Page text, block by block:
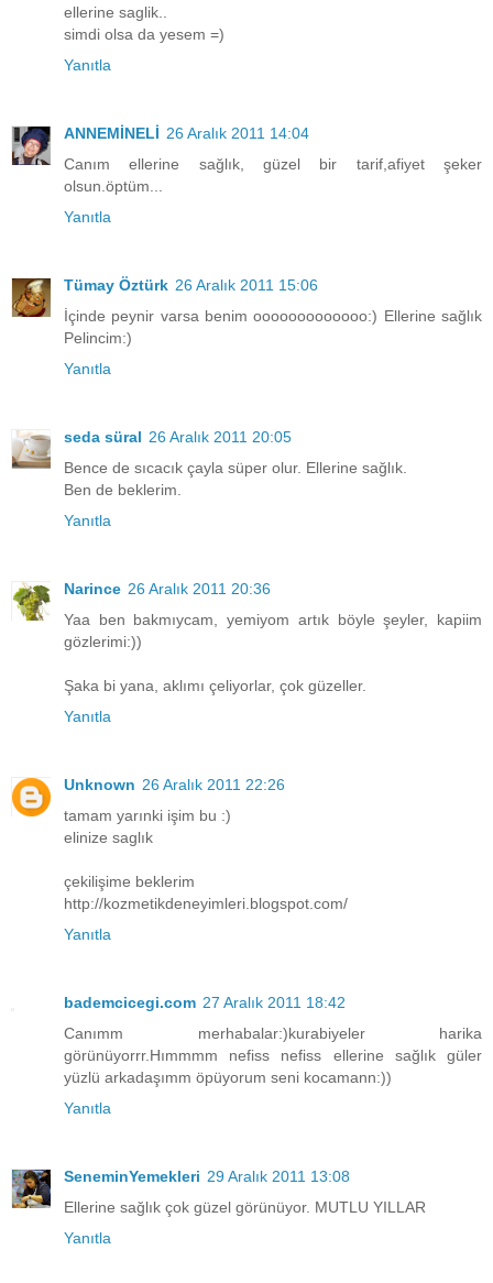
ellerine saglik..
simdi olsa da yesem =)
Yanıtla
ANNEMİNELİ 26 Aralık 2011 14:04
Canım ellerine sağlık, güzel bir tarif,afiyet şeker
olsun.öptüm...
Yanıtla
Tümay Öztürk 26 Aralık 2011 15:06
İçinde peynir varsa benim ooooooooooooo:) Ellerine sağlık
Pelincim:)
Yanıtla
seda süral 26 Aralık 2011 20:05
Bence de sıcacık çayla süper olur. Ellerine sağlık.
Ben de beklerim.
Yanıtla
Narince 26 Aralık 2011 20:36
Yaa ben bakmıycam, yemiyom artık böyle şeyler, kapiim
gözlerimi:))
Şaka bi yana, aklımı çeliyorlar, çok güzeller.
Yanıtla
Unknown 26 Aralık 2011 22:26
tamam yarınki işim bu :)
elinize saglık
çekilişime beklerim
http://kozmetikdeneyimleri.blogspot.com/
Yanıtla
bademcicegi.com 27 Aralık 2011 18:42
Canımm merhabalar:)kurabiyeler harika
görünüyorrr.Hımmmm nefiss nefiss ellerine sağlık güler
yüzlü arkadaşımm öpüyorum seni kocamann:))
Yanıtla
SeneminYemekleri 29 Aralık 2011 13:08
Ellerine sağlık çok güzel görünüyor. MUTLU YILLAR
Yanıtla